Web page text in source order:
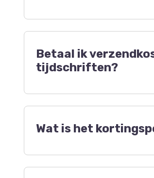
Uiteraard is het mogelijk
Betaal ik
tijdschriften?
Nee, de verzendkosten
Wat is het
De korting voor winkeliers